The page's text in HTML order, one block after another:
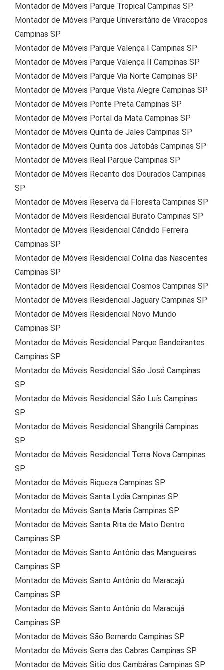
Montador de Móveis Parque Tropical Campinas SP
Montador de Móveis Parque Universitário de Viracopos
Campinas SP
Montador de Móveis Parque Valença I Campinas SP
Montador de Móveis Parque Valença II Campinas SP
Montador de Móveis Parque Via Norte Campinas SP
Montador de Móveis Parque Vista Alegre Campinas SP
Montador de Móveis Ponte Preta Campinas SP
Montador de Móveis Portal da Mata Campinas SP
Montador de Móveis Quinta de Jales Campinas SP
Montador de Móveis Quinta dos Jatobás Campinas SP
Montador de Móveis Real Parque Campinas SP
Montador de Móveis Recanto dos Dourados Campinas
SP
Montador de Móveis Reserva da Floresta Campinas SP
Montador de Móveis Residencial Burato Campinas SP
Montador de Móveis Residencial Cândido Ferreira
Campinas SP
Montador de Móveis Residencial Colina das Nascentes
Campinas SP
Montador de Móveis Residencial Cosmos Campinas SP
Montador de Móveis Residencial Jaguary Campinas SP
Montador de Móveis Residencial Novo Mundo
Campinas SP
Montador de Móveis Residencial Parque Bandeirantes
Campinas SP
Montador de Móveis Residencial São José Campinas
SP
Montador de Móveis Residencial São Luís Campinas
SP
Montador de Móveis Residencial Shangrilá Campinas
SP
Montador de Móveis Residencial Terra Nova Campinas
SP
Montador de Móveis Riqueza Campinas SP
Montador de Móveis Santa Lydia Campinas SP
Montador de Móveis Santa Maria Campinas SP
Montador de Móveis Santa Rita de Mato Dentro
Campinas SP
Montador de Móveis Santo Antônio das Mangueiras
Campinas SP
Montador de Móveis Santo Antônio do Maracajú
Campinas SP
Montador de Móveis Santo Antônio do Maracujá
Campinas SP
Montador de Móveis São Bernardo Campinas SP
Montador de Móveis Serra das Cabras Campinas SP
Montador de Móveis Sitio dos Cambáras Campinas SP